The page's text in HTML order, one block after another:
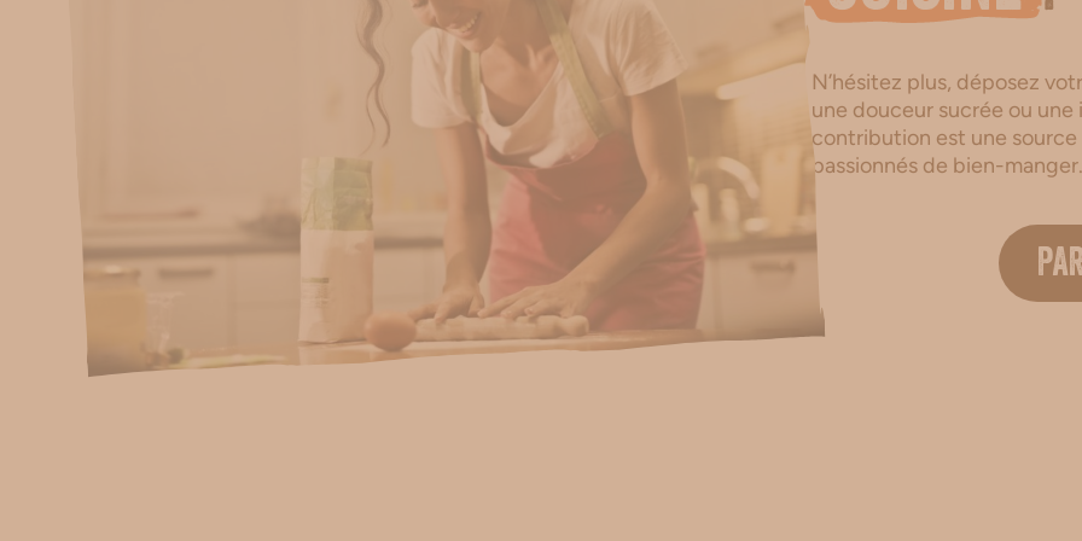
N’hésitez plus, déposez
une douceur sucrée ou
contribution est une
passionnés de bien-manger.